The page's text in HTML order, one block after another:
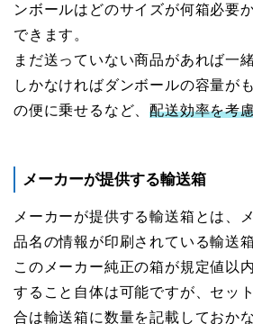
ンボールはどのサイズが何箱必要
できます。
まだ送っていない商品があれば一
しかなければダンボールの容量が
の便に乗せるなど、配送効率を考
メーカーが提供する輸送箱
メーカーが提供する輸送箱とは、
品名の情報が印刷されている輸送
このメーカー純正の箱が規定値以
すること自体は可能ですが、セッ
合は輸送箱に数量を記載しておか